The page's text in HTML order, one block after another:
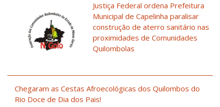
Justiça Federal ordena Prefeitura
Municipal de Capelinha paralisar
construção de aterro sanitário nas
proximidades de Comunidades
Quilombolas
Chegaram as Cestas Afroecológicas dos Quilombos do
Rio Doce de Dia dos Pais!